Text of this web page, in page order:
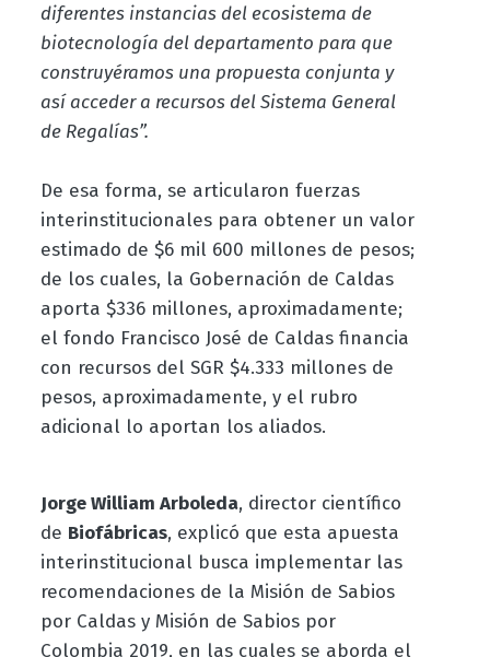
diferentes instancias del ecosistema de
biotecnología del departamento para que
construyéramos una propuesta conjunta y
así acceder a recursos del Sistema General
de Regalías”.
De esa forma, se articularon fuerzas
interinstitucionales para obtener un valor
estimado de $6 mil 600 millones de pesos;
de los cuales, la Gobernación de Caldas
aporta $336 millones, aproximadamente;
el fondo Francisco José de Caldas financia
con recursos del SGR $4.333 millones de
pesos, aproximadamente, y el rubro
adicional lo aportan los aliados.
Jorge William Arboleda, director científico
de Biofábricas, explicó que esta apuesta
interinstitucional busca implementar las
recomendaciones de la Misión de Sabios
por Caldas y Misión de Sabios por
Colombia 2019, en las cuales se aborda el